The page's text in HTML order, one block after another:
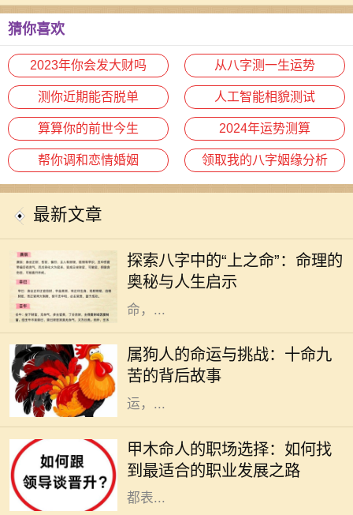
猜你喜欢
2023年你会发大财吗 从八字测一生运势
测你近期能否脱单 人工智能相貌测试
算算你的前世今生 2024年运势测算
帮你调和恋情婚姻 领取我的八字姻缘分析
最新文章
探索八字中的“上之命”：命理的
奥秘与人生启示
时刻可以用八字来描述，而八字又可
以分为多种命格，其中“上之命”便是
一种颇具神秘色彩的命格。上之
命，...
属狗人的命运与挑战：十命九
苦的背后故事
在中国传统文化中，属狗的人常常被
描绘为忠诚正直、勇敢无畏的形象。
然而，许多人并不知道的是，属狗的
命人常常面临着“十命九苦”的命
运，...
甲木命人的职场选择：如何找
到最适合的职业发展之路
在古老的命理学中，甲木是五行之
一，象征着生机、成长和发展。甲木
命的人如同春天的树木，充满了生命
力和创造力。他们在人际关系中通常
都表...
在中国传统文化中，八字命理被视为